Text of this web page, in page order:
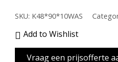
SKU: K48*90*10WAS
Add to Wishlist